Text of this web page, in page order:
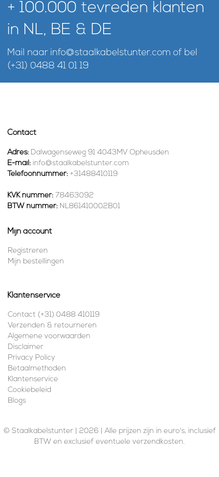
+ 100.000 tevreden klanten
in NL, BE & DE
Mail naar info@staalkabelstunter.com of bel
(+31) 0488 41 01 19
Contact
Adres: Dalwagenseweg 91 4043MV Opheusden
E-mail: info@staalkabelstunter.com
Telefoonnummer: +31488410119
KVK nummer: 78463092
BTW nummer: NL861410002B01
Mijn account
Registreren
Mijn bestellingen
Klantenservice
Contact (+31) 0488 410119
Verzenden & retourneren
Algemene voorwaarden
Disclaimer
Privacy Policy
Betaalmethoden
Klantenservice
Cookiebeleid
Blogs
© Staalkabelstunter | 2026 | Alle prijzen zijn in euro's, inclusief
BTW en exclusief eventuele verzendkosten.